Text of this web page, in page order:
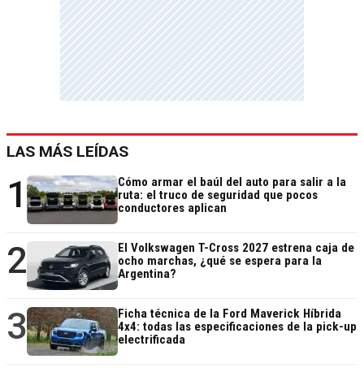
LAS MÁS LEÍDAS
1
Cómo armar el baúl del auto para salir a la
ruta: el truco de seguridad que pocos
conductores aplican
2
El Volkswagen T-Cross 2027 estrena caja de
ocho marchas, ¿qué se espera para la
Argentina?
3
Ficha técnica de la Ford Maverick Híbrida
4x4: todas las especificaciones de la pick-up
electrificada